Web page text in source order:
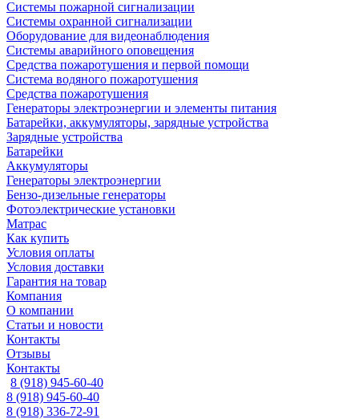
Системы пожарной сигнализации
Системы охранной сигнализации
Оборудование для видеонаблюдения
Системы аварийного оповещения
Средства пожаротушения и первой помощи
Система водяного пожаротушения
Средства пожаротушения
Генераторы электроэнергии и элементы питания
Батарейки, аккумуляторы, зарядные устройства
Зарядные устройства
Батарейки
Аккумуляторы
Генераторы электроэнергии
Бензо-дизельные генераторы
Фотоэлектрические установки
Матрас
Как купить
Условия оплаты
Условия доставки
Гарантия на товар
Компания
О компании
Статьи и новости
Контакты
Отзывы
Контакты
8 (918) 945-60-40
8 (918) 945-60-40
8 (918) 336-72-91